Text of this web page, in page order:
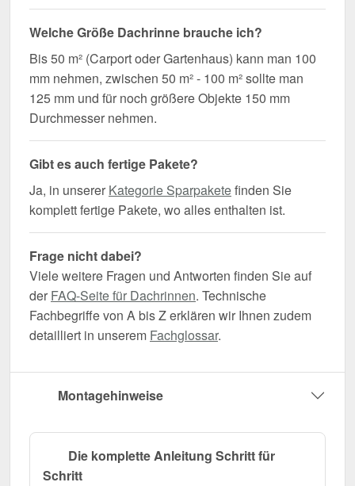
Welche Größe Dachrinne brauche ich?
Bis 50 m² (Carport oder Gartenhaus) kann man 100
mm nehmen, zwischen 50 m² - 100 m² sollte man
125 mm und für noch größere Objekte 150 mm
Durchmesser nehmen.
Gibt es auch fertige Pakete?
Ja, in unserer Kategorie Sparpaketefinden Sie
komplett fertige Pakete, wo alles enthalten ist.
Frage nicht dabei?
Viele weitere Fragen und Antworten finden Sie auf
der FAQ-Seite für Dachrinnen. Technische
Fachbegriffe von A bis Z erklären wir Ihnen zudem
detailliert in unserem Fachglossar.
Montagehinweise
Die komplette Anleitung Schritt für
Schritt